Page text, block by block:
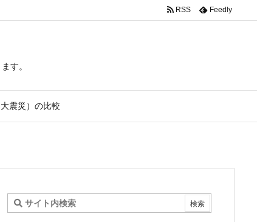
す。
震災）の比較
RSS Feedly